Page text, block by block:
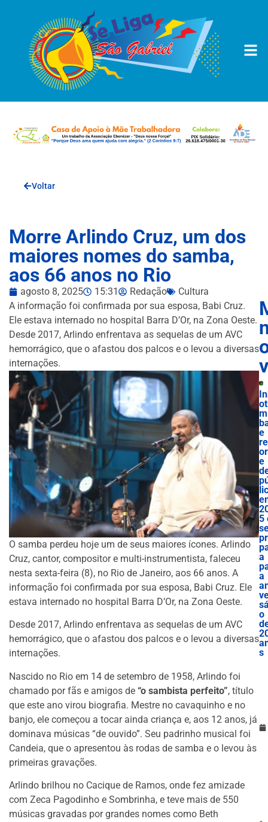
Voltar
Morre Arlindo Cruz, um dos
maiores nomes do samba,
aos 66 anos no Rio
agosto 8, 2025 15:31 Redação
Cultura
A informação foi confirmada por sua esposa, Babi Cruz.
Ele estava internado no hospital Barra D’Or, na Zona Oeste.
Desde 2017, Arlindo enfrentava as sequelas de um AVC
hemorrágico, que o afastou dos palcos e o levou a diversas
internações.
O samba perdeu hoje um de seus maiores ícones. Arlindo
Cruz, cantor, compositor e multi-instrumentista, faleceu
nesta sexta-feira (8), no Rio de Janeiro, aos 66 anos. A
informação foi confirmada por sua esposa, Babi Cruz. Ele
estava internado no hospital Barra D’Or, na Zona Oeste.
Desde 2017, Arlindo enfrentava as sequelas de um AVC
hemorrágico, que o afastou dos palcos e o levou a diversas
internações.
Nascido no Rio em 14 de setembro de 1958, Arlindo foi
chamado por fãs e amigos de “o sambista perfeito”, título
que este ano virou biografia. Mestre no cavaquinho e no
banjo, ele começou a tocar ainda criança e, aos 12 anos, já
dominava músicas “de ouvido”. Seu padrinho musical foi
Candeia, que o apresentou às rodas de samba e o levou às
primeiras gravações.
Arlindo brilhou no Cacique de Ramos, onde fez amizade
com Zeca Pagodinho e Sombrinha, e teve mais de 550
músicas gravadas por grandes nomes como Beth
m
e
e
5
a
a
o
s